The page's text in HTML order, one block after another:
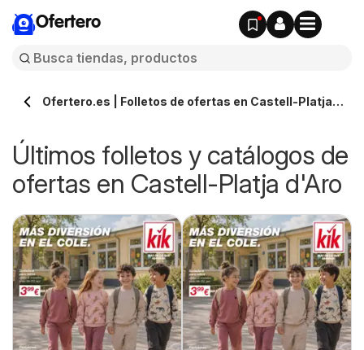
Ofertero
Ofertero.es | Folletos de ofertas en Castell-Platja
Últimos folletos y catálogos de
ofertas en Castell-Platja d'Aro